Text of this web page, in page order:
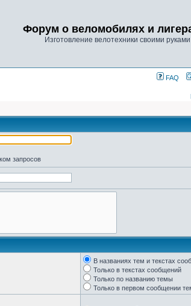
Форум о веломобилях и
Изготовление велотехники своими руками
FAQ
запросов
В названиях тем и текстах
Только в текстах сообщений
Только по названию темы
Только в первом сообщении